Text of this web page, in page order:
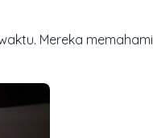
Mereka memahami